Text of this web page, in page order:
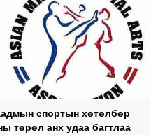
спортын хөтөлбөр
төрөл анх удаа багтлаа